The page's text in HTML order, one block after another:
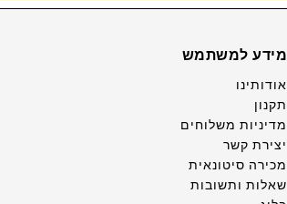
מידע למשתמש
אודותינו
תקנון
מדיניות משלוחים
יצירת קשר
מכירה סיטונאית
שאלות ותשובות